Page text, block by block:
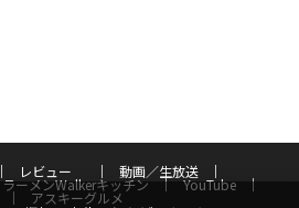
レビュー 動画／生放送
ラーメンWalkerキッチン YouTube
アスキーグルメ